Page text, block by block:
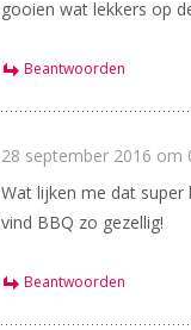
gooien wat lekkers op
Beantwoorden
28 september 2016 om
Wat lijken me dat super
vind BBQ zo gezellig!
Beantwoorden